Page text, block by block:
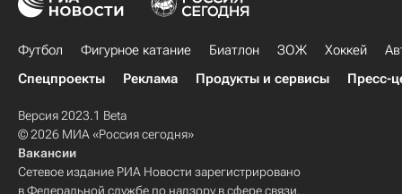
Футбол Фигурное катание Биатлон ЗОЖ Хоккей
Спецпроекты
Реклама Продукты и сервисы Пресс-
Версия 2023.1 Beta
© 2026 МИА «Россия сегодня»
Вакансии
Сетевое издание РИА Новости зарегистрировано
в Федеральной службе по надзору в сфере связи,